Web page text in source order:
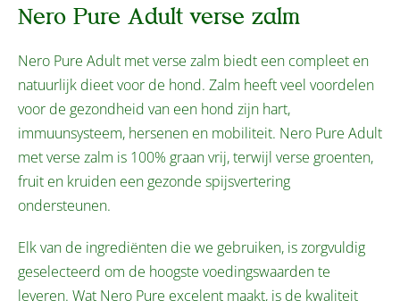
Nero Pure Adult verse zalm
Nero Pure Adult met verse zalm biedt een compleet en
natuurlijk dieet voor de hond. Zalm heeft veel voordelen
voor de gezondheid van een hond zijn hart,
immuunsysteem, hersenen en mobiliteit. Nero Pure Adult
met verse zalm is 100% graan vrij, terwijl verse groenten,
fruit en kruiden een gezonde spijsvertering
ondersteunen.
Elk van de ingrediënten die we gebruiken, is zorgvuldig
geselecteerd om de hoogste voedingswaarden te
leveren. Wat Nero Pure excelent maakt, is de kwaliteit